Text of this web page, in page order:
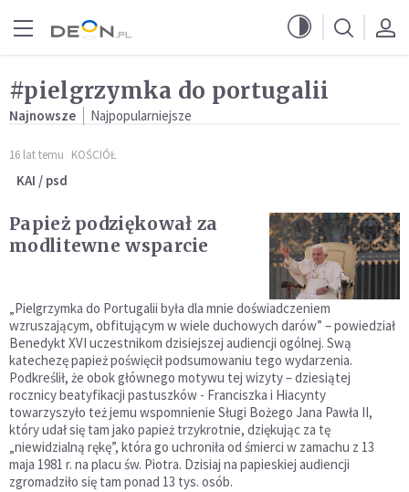
#pielgrzymka do portugalii
Najnowsze Najpopularniejsze
16 lat temu KOŚCIÓŁ
KAI / psd
Papież podziękował za
modlitewne wsparcie
„Pielgrzymka do Portugalii była dla mnie doświadczeniem
wzruszającym, obfitującym w wiele duchowych darów” – powiedział
Benedykt XVI uczestnikom dzisiejszej audiencji ogólnej. Swą
katechezę papież poświęcił podsumowaniu tego wydarzenia.
Podkreślił, że obok głównego motywu tej wizyty – dziesiątej
rocznicy beatyfikacji pastuszków - Franciszka i Hiacynty
towarzyszyło też jemu wspomnienie Sługi Bożego Jana Pawła II,
który udał się tam jako papież trzykrotnie, dziękując za tę
„niewidzialną rękę”, która go uchroniła od śmierci w zamachu z 13
maja 1981 r. na placu św. Piotra. Dzisiaj na papieskiej audiencji
zgromadziło się tam ponad 13 tys. osób.